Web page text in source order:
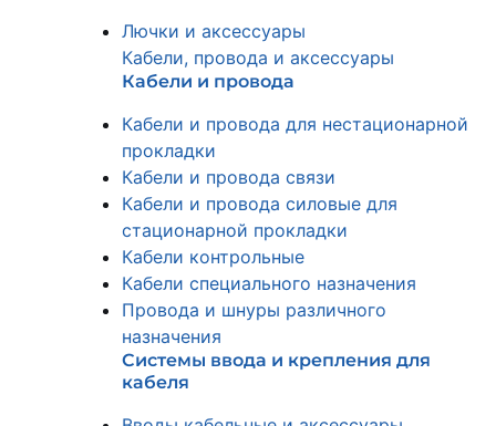
Лючки и аксессуары
Кабели, провода и аксессуары
Кабели и провода
Кабели и провода для нестационарной
прокладки
Кабели и провода связи
Кабели и провода силовые для
стационарной прокладки
Кабели контрольные
Кабели специального назначения
Провода и шнуры различного
назначения
Системы ввода и крепления для
кабеля